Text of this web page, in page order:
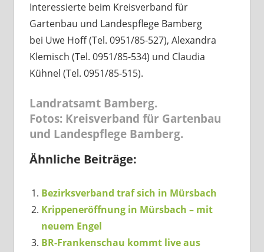
Interessierte beim Kreisverband für
Gartenbau und Landespflege Bamberg
bei Uwe Hoff (Tel. 0951/85-527), Alexandra
Klemisch (Tel. 0951/85-534) und Claudia
Kühnel (Tel. 0951/85-515).
Landratsamt Bamberg.
Fotos: Kreisverband für Gartenbau
und Landespflege Bamberg.
Ähnliche Beiträge:
Bezirksverband traf sich in Mürsbach
Krippeneröffnung in Mürsbach – mit
neuem Engel
BR-Frankenschau kommt live aus